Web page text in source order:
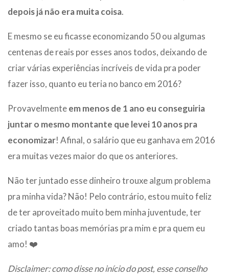
depois já não era muita coisa.
E mesmo se eu ficasse economizando 50 ou algumas
centenas de reais por esses anos todos, deixando de
criar várias experiências incríveis de vida pra poder
fazer isso, quanto eu teria no banco em 2016?
Provavelmenteem menos de 1 ano eu conseguiria
juntar o mesmo montante que levei 10 anos pra
economizar! Afinal, o salário que eu ganhava em 2016
era muitas vezes maior do que os anteriores.
Não ter juntado esse dinheiro trouxe algum problema
pra minha vida? Não! Pelo contrário, estou muito feliz
de ter aproveitado muito bem minha juventude, ter
criado tantas boas memórias pra mim e pra quem eu
amo! ❤️
Disclaimer: como disse no início do post, esse conselho